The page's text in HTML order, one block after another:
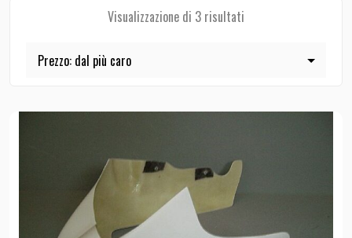
Visualizzazione di 3 risultati